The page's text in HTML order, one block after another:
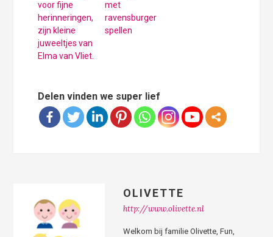
voor fijne
herinneringen,
zijn kleine
juweeltjes van
Elma van Vliet.
met
ravensburger
spellen
Delen vinden we super lief
OLIVETTE
http://www.olivette.nl
Welkom bij familie Olivette, Fun,